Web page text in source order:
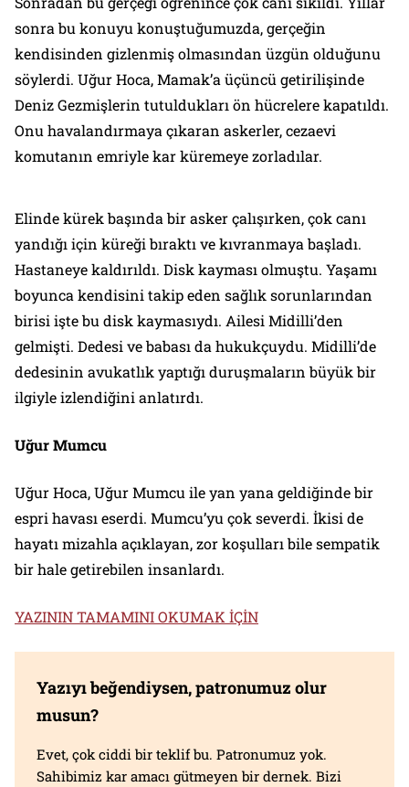
sonra bu konuyu konuştuğumuzda, gerçeğin
kendisinden gizlenmiş olmasından üzgün olduğunu
söylerdi. Uğur Hoca, Mamak’a üçüncü getirilişinde
Deniz Gezmişlerin tutuldukları ön hücrelere kapatıldı.
Onu havalandırmaya çıkaran askerler, cezaevi
komutanın emriyle kar küremeye zorladılar.
Elinde kürek başında bir asker çalışırken, çok canı
yandığı için küreği bıraktı ve kıvranmaya başladı.
Hastaneye kaldırıldı. Disk kayması olmuştu. Yaşamı
boyunca kendisini takip eden sağlık sorunlarından
birisi işte bu disk kaymasıydı. Ailesi Midilli’den
gelmişti. Dedesi ve babası da hukukçuydu. Midilli’de
dedesinin avukatlık yaptığı duruşmaların büyük bir
ilgiyle izlendiğini anlatırdı.
Uğur Mumcu
Uğur Hoca, Uğur Mumcu ile yan yana geldiğinde bir
espri havası eserdi. Mumcu’yu çok severdi. İkisi de
hayatı mizahla açıklayan, zor koşulları bile sempatik
bir hale getirebilen insanlardı.
YAZININ TAMAMINI OKUMAK İÇİN
Yazıyı beğendiysen, patronumuz olur
musun?
Evet, çok ciddi bir teklif bu. Patronumuz yok.
Sahibimiz kar amacı gütmeyen bir dernek. Bizi